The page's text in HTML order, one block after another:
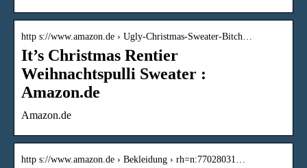
http s://www.amazon.de › Ugly-Christmas-Sweater-Bitch…
It’s Christmas Rentier
Weihnachtspulli Sweater :
Amazon.de
Amazon.de
http s://www.amazon.de › Bekleidung › rh=n:77028031…